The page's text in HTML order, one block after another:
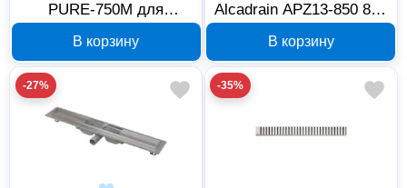
Сантехника
PURE-750M для
желоба, матовый хром
В корзину
Alcadrain APZ13-850 850
В корзину
-27% -35%